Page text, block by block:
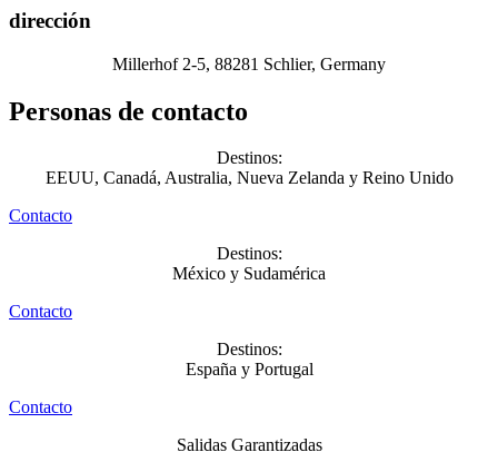
dirección
Millerhof 2-5, 88281 Schlier, Germany
Personas de contacto
Destinos:
EEUU, Canadá, Australia, Nueva Zelanda y Reino Unido
Contacto
Destinos:
México y Sudamérica
Contacto
Destinos:
España y Portugal
Contacto
Salidas Garantizadas